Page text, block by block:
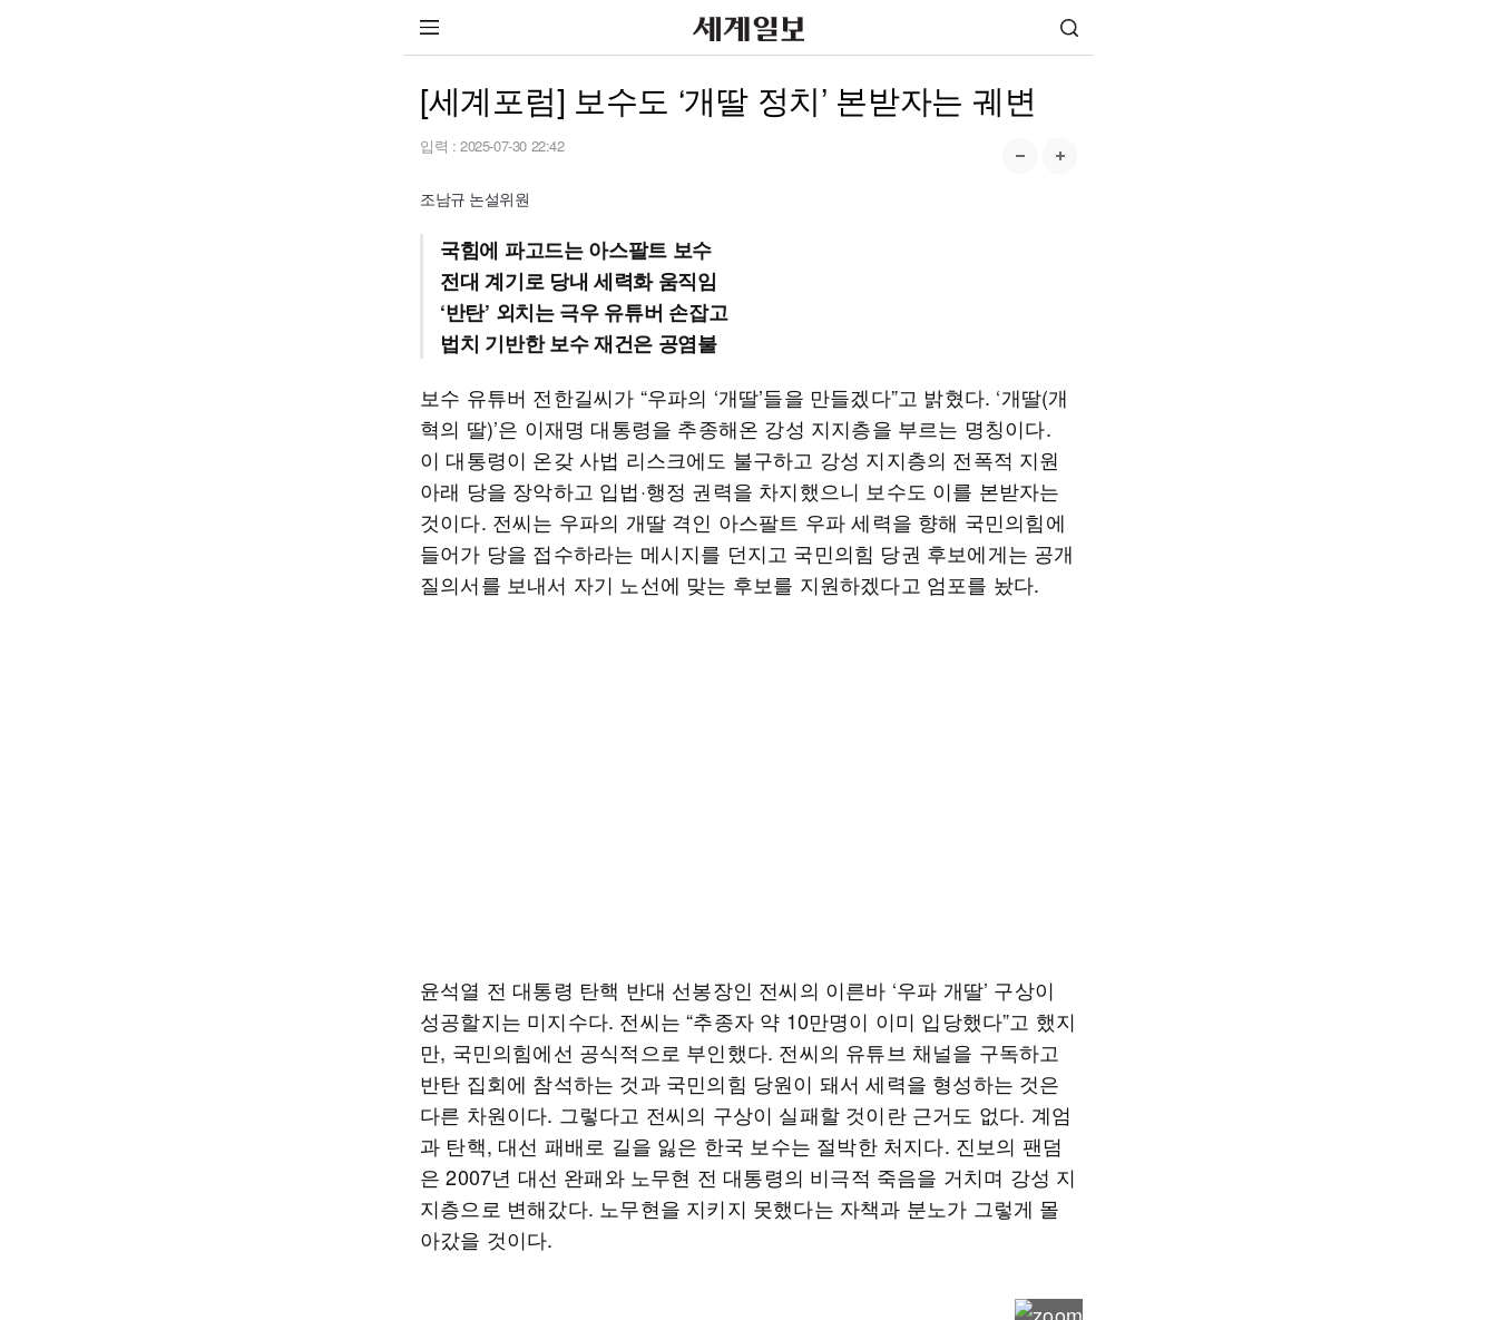
[세계포럼] 보수도 ‘개딸 정치’ 본받자는 궤변
입력 : 2025-07-30 22:42
조남규 논설위원
국힘에 파고드는 아스팔트 보수
전대 계기로 당내 세력화 움직임
‘반탄’ 외치는 극우 유튜버 손잡고
법치 기반한 보수 재건은 공염불
보수 유튜버 전한길씨가 “우파의 ‘개딸’들을 만들겠다”고 밝혔다. ‘개딸(개
혁의 딸)’은 이재명 대통령을 추종해온 강성 지지층을 부르는 명칭이다.
이 대통령이 온갖 사법 리스크에도 불구하고 강성 지지층의 전폭적 지원
아래 당을 장악하고 입법·행정 권력을 차지했으니 보수도 이를 본받자는
것이다. 전씨는 우파의 개딸 격인 아스팔트 우파 세력을 향해 국민의힘에
들어가 당을 접수하라는 메시지를 던지고 국민의힘 당권 후보에게는 공개
질의서를 보내서 자기 노선에 맞는 후보를 지원하겠다고 엄포를 놨다.
윤석열 전 대통령 탄핵 반대 선봉장인 전씨의 이른바 ‘우파 개딸’ 구상이
성공할지는 미지수다. 전씨는 “추종자 약 10만명이 이미 입당했다”고 했지
만, 국민의힘에선 공식적으로 부인했다. 전씨의 유튜브 채널을 구독하고
반탄 집회에 참석하는 것과 국민의힘 당원이 돼서 세력을 형성하는 것은
다른 차원이다. 그렇다고 전씨의 구상이 실패할 것이란 근거도 없다. 계엄
과 탄핵, 대선 패배로 길을 잃은 한국 보수는 절박한 처지다. 진보의 팬덤
은 2007년 대선 완패와 노무현 전 대통령의 비극적 죽음을 거치며 강성 지
지층으로 변해갔다. 노무현을 지키지 못했다는 자책과 분노가 그렇게 몰
아갔을 것이다.